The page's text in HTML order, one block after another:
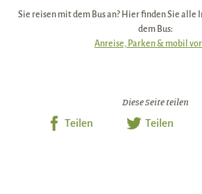
Sie reisen mit dem Bus an? Hier finden Sie alle
dem Bus:
Anreise, Parken & mobil
Diese Seite teilen
Teilen Teilen